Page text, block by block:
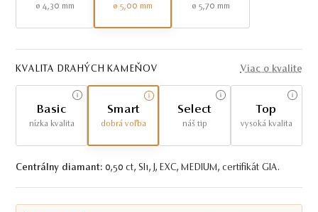
ø 4,30 mm ø 5,00 mm ø 5,70 mm
KVALITA DRAHÝCH KAMEŇOV Viac o kvalite
Basic
nízka kvalita
Smart
dobrá voľba
Select
náš tip
Top
vysoká kvalita
Centrálny diamant: 0,50 ct, SI1, J, EXC, MEDIUM, certifikát GIA.